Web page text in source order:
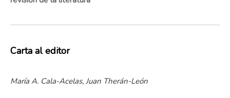
Carta al editor
María A. Cala-Acelas, Juan Therán-León